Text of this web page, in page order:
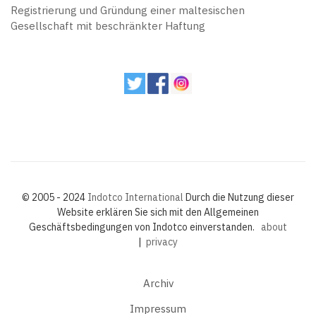
Registrierung und Gründung einer maltesischen
Gesellschaft mit beschränkter Haftung
© 2005 - 2024 Indotco International Durch die Nutzung dieser
Website erklären Sie sich mit den Allgemeinen
Geschäftsbedingungen von Indotco einverstanden. about
| privacy
Archiv
Impressum